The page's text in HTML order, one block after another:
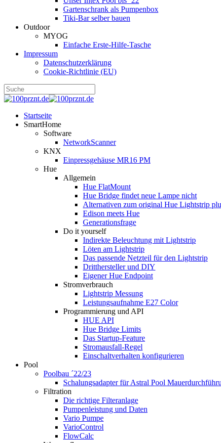
Gartenschrank als Pumpenbox
Tiki-Bar selber bauen
Outdoor
MYOG
Einfache Erste-Hilfe-Tasche
Impressum
Datenschutzerklärung
Cookie-Richtlinie (EU)
Startseite
SmartHome
Software
NetworkScanner
KNX
Einpressgehäuse MR16 PM
Hue
Allgemein
Hue FlatMount
Hue Bridge findet neue Lampe nicht
Alternativen zum original Hue Lightstrip
Edison meets Hue
Generationsfrage
Do it yourself
Indirekte Beleuchtung mit Lightstrip
Löten am Lightstrip
Das passende Netzteil für den Lightstrip
Dritthersteller und DIY
Eigener Hue Endpoint
Stromverbrauch
Lightstrip Messung
Leistungsaufnahme E27 Color
Programmierung und API
HUE API
Hue Bridge Limits
Das Startup-Feature
Stromausfall-Regel
Einschaltverhalten konfigurieren
Pool
Poolbau ´22/23
Schalungs­adapter für Astral Pool
Filtration
Die richtige Filter­anlage
Pumpenleistung und Daten
Vario Pumpe
Vario­Control
FlowCalc